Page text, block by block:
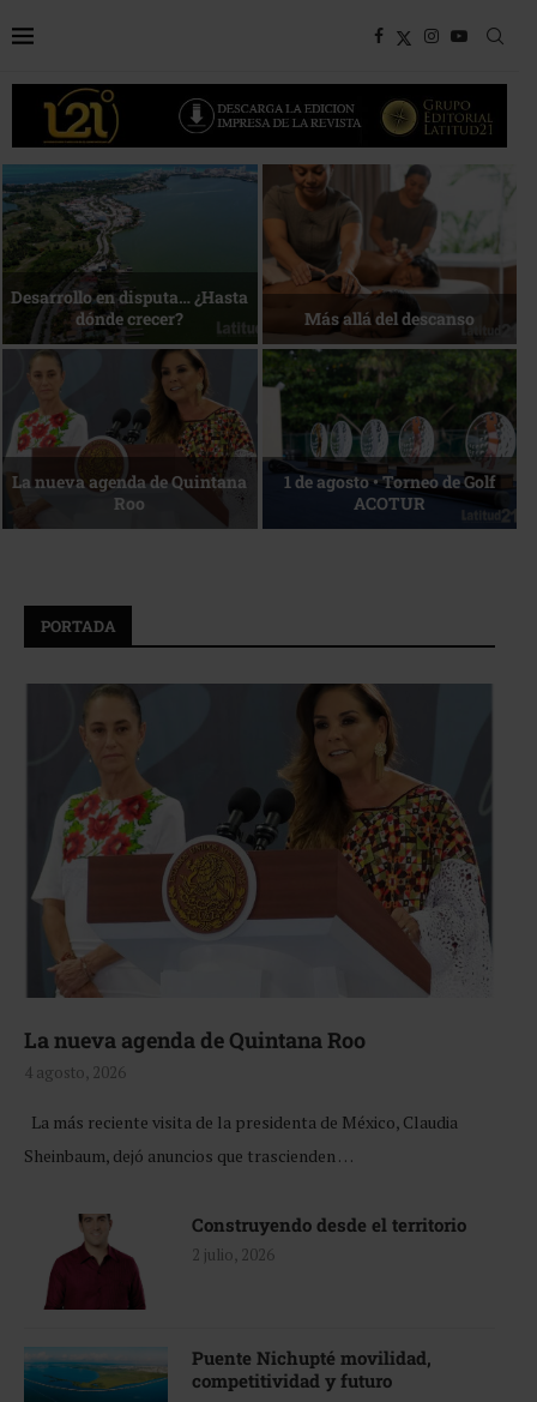
Bottega, un viaje servido a la
mesa
Energía que Impulsa la
competitividad
Reconocimiento de viajeros La esencia del servicio
PORTADA
La nueva agenda de Quintana Roo
4 agosto, 2026
La más reciente visita de la presidenta de México, Claudia
Sheinbaum, dejó anuncios que trascienden …
Construyendo desde el territorio
2 julio, 2026
Puente Nichupté movilidad,
competitividad y futuro